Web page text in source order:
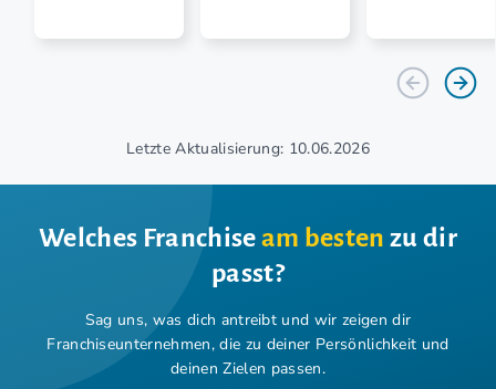
Letzte Aktualisierung: 10.06.2026
Welches Franchiseam besten zu dir
passt?
Sag uns, was dich antreibt und wir zeigen dir
Franchiseunternehmen, die zu deiner Persönlichkeit und
deinen Zielen passen.